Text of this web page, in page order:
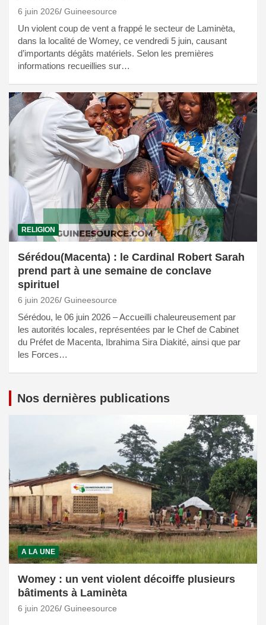
6 juin 2026 Guineesource
Un violent coup de vent a frappé le secteur de Laminèta,
dans la localité de Womey, ce vendredi 5 juin, causant
d’importants dégâts matériels. Selon les premières
informations recueillies sur…
RELIGION
Sérédou(Macenta) : le Cardinal Robert Sarah
prend part à une semaine de conclave
spirituel
6 juin 2026 Guineesource
Sérédou, le 06 juin 2026 – Accueilli chaleureusement par
les autorités locales, représentées par le Chef de Cabinet
du Préfet de Macenta, Ibrahima Sira Diakité, ainsi que par
les Forces…
Nos dernières publications
A LA UNE
Womey : un vent violent décoiffe plusieurs
bâtiments à Laminèta
6 juin 2026 Guineesource